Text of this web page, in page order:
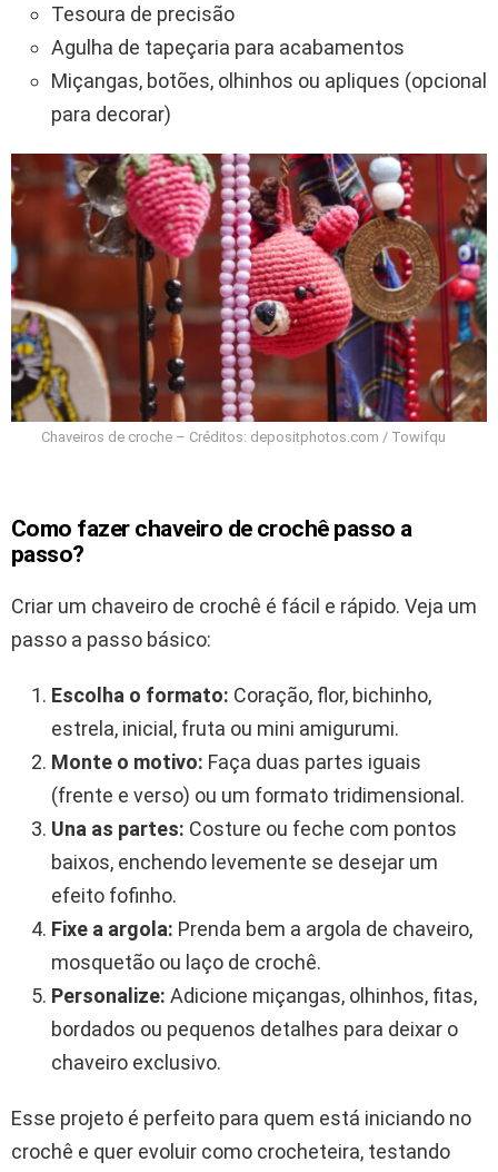
Tesoura de precisão
Agulha de tapeçaria para acabamentos
Miçangas, botões, olhinhos ou apliques (opcional
para decorar)
Chaveiros de croche – Créditos: depositphotos.com / Towifqu
Como fazer chaveiro de crochê passo a
passo?
Criar um chaveiro de crochê é fácil e rápido. Veja um
passo a passo básico:
Escolha o formato: Coração, flor, bichinho,
estrela, inicial, fruta ou mini amigurumi.
Monte o motivo: Faça duas partes iguais
(frente e verso) ou um formato tridimensional.
Una as partes: Costure ou feche com pontos
baixos, enchendo levemente se desejar um
efeito fofinho.
Fixe a argola: Prenda bem a argola de chaveiro,
mosquetão ou laço de crochê.
Personalize: Adicione miçangas, olhinhos, fitas,
bordados ou pequenos detalhes para deixar o
chaveiro exclusivo.
Esse projeto é perfeito para quem está iniciando no
crochê e quer evoluir como crocheteira, testando